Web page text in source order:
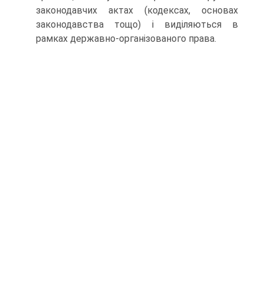
законодавчих актах (кодексах, основах
законодавства тощо) і виділяються в
рамках державно-організованого права.